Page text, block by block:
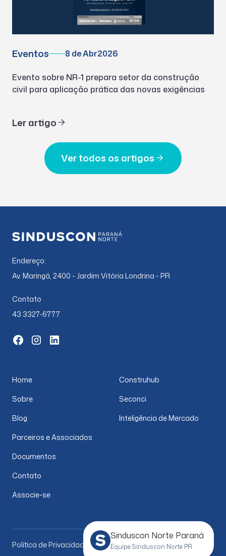
Sinduscon Norte Paraná
Equipe Sinduscon Norte PR
Eventos 8 de Abr2026
Evento sobre NR-1 prepara setor da construção
civil para aplicação prática das novas exigências
Ler artigo
Ver todos os artigos
Endereço:
Av. Maringá, 2400 - Jardim Vitória Londrina - PR
Contato
43 3327-6777
Home
Sobre
Blog
Parceiros e Associados
Documentos
Contato
Associe-se
Construhub
Seconci
Inteligência de Mercado
Política de Privacidade